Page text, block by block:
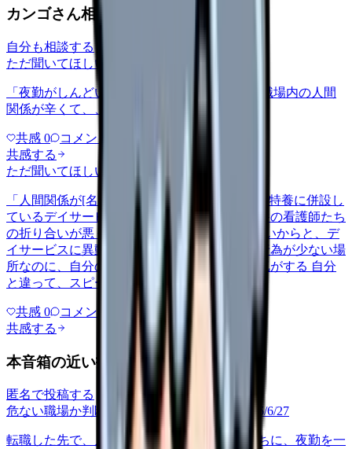
カンゴさん相談室から共有された相談
自分も相談する
ただ聞いてほしい
「夜勤がしんどい」について相談したいです 職場内の人間
関係が辛くて、、、
共感 0 コメント
共感する
ただ聞いてほしい
「人間関係が[名前]」について相談したいです 特養に併設し
ているデイサービスで働いてるのですが、特養の看護師たち
の折り合いが悪く、その中の1人が居場所がないからと、デ
イサービスに異動してきて。ただでさえ医療行為が少ない場
所なのに、自分の居場所がなくなったような気がする 自分
と違って、スピードが速いし…
共感 0 コメント
共感する
本音箱の近い投稿
匿名で投稿する
危ない職場か判断してほしい
career-growth 2026/6/27
転職した先で、入職して二ヶ月も経たないうちに、夜勤を一